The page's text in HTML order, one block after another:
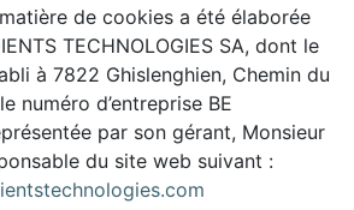
de cookies a été élaborée
TECHNOLOGIES SA, dont le
à 7822 Ghislenghien, Chemin du
numéro d’entreprise BE
par son gérant, Monsieur
du site web suivant :